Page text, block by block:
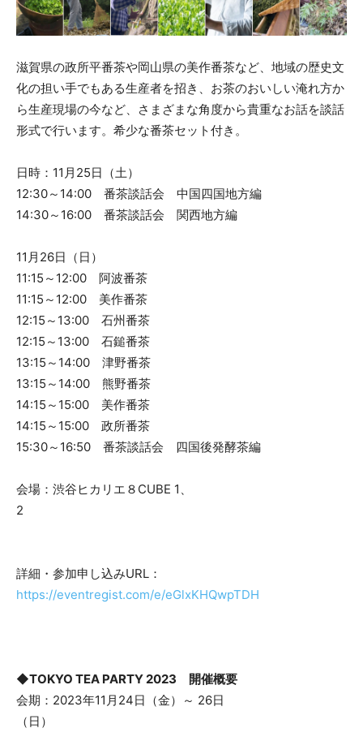
滋賀県の政所平番茶や岡山県の美作番茶など、地域の歴史文
化の担い手でもある生産者を招き、お茶のおいしい淹れ方か
ら生産現場の今など、さまざまな角度から貴重なお話を談話
形式で行います。希少な番茶セット付き。
日時：11月25日（土）
12:30～14:00 番茶談話会 中国四国地方編
14:30～16:00 番茶談話会 関西地方編
11月26日（日）
11:15～12:00 阿波番茶
11:15～12:00 美作番茶
12:15～13:00 石州番茶
12:15～13:00 石鎚番茶
13:15～14:00 津野番茶
13:15～14:00 熊野番茶
14:15～15:00 美作番茶
14:15～15:00 政所番茶
15:30～16:50 番茶談話会 四国後発酵茶編
会場：渋谷ヒカリエ８CUBE 1、
2
詳細・参加申し込みURL：
https://eventregist.com/e/eGlxKHQwpTDH
◆TOKYO TEA PARTY 2023 開催概要
会期：2023年11月24日（金）～ 26日
（日）